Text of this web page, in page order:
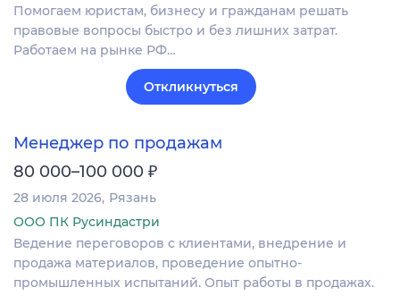
Помогаем юристам, бизнесу и гражданам решать
правовые вопросы быстро и без лишних затрат.
Работаем на рынке РФ…
Откликнуться
Менеджер по продажам
80 000–100 000 ₽
28 июля 2026 Рязань
ООО ПК Русиндастри
Ведение переговоров с клиентами, внедрение и
продажа материалов, проведение опытно-
промышленных испытаний. Опыт работы в продажах.